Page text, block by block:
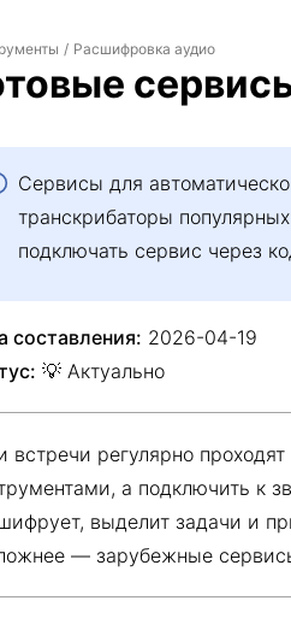
/ Расшифровка аудио
Сервисы для
транскрибаторы
подключать сервис через
составления: 2026-04-19
💡 Актуально
встречи регулярно
а подключить к
выделит задачи и
— зарубежные